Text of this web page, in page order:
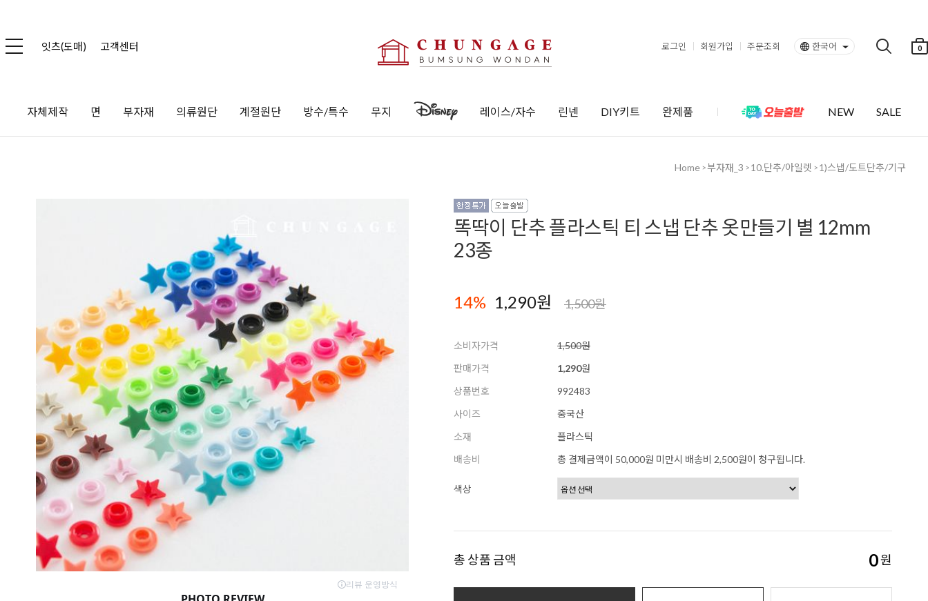
잇츠(도매) 고객센터 로그인 회원가입 주문조회 한국어 0
자체제작 면 부자재 의류원단 계절원단 방수/특수 무지 레이스/자수 린넨 DIY키트 완제품 NEW SALE
Home >부자재_3 > 10.단추/아일렛 > 1)스냅/도트단추/기구
똑딱이 단추 플라스틱 티 스냅 단추 옷만들기 별 12mm
23종
14% 1,290원 1,500원
소비자가격
1,500원
판매가격
1,290원
상품번호
992483
사이즈
중국산
소재
플라스틱
배송비
총 결제금액이 50,000원 미만시 배송비 2,500원이 청구됩니다.
색상
총 상품 금액 0원